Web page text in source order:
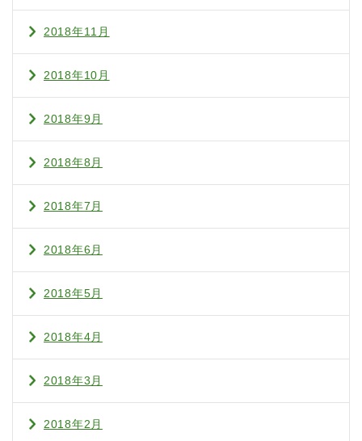
2018年11月
2018年10月
2018年9月
2018年8月
2018年7月
2018年6月
2018年5月
2018年4月
2018年3月
2018年2月